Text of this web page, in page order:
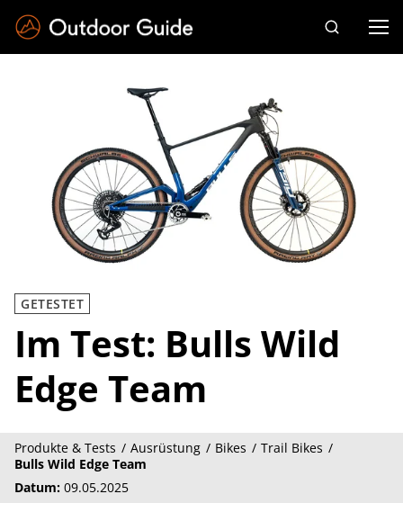
GETESTET
Im Test: Bulls Wild
Edge Team
Produkte & Tests Ausrüstung Bikes
Trail Bikes
Bulls Wild Edge Team
Datum: 09.05.2025